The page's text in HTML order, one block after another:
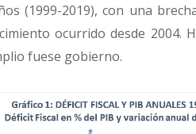
(1999-2019), con una
ocurrido desde 2004.
fuese gobierno.